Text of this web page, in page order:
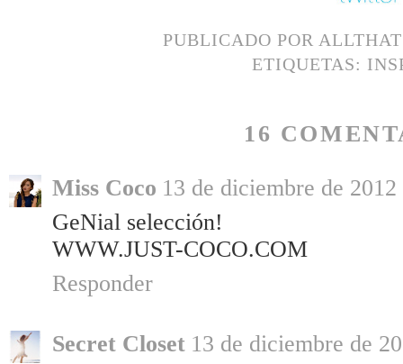
PUBLICADO POR
ETIQUETAS:
16
Miss Coco 13 de diciembre de
GeNial selección!
WWW.JUST-COCO.COM
Responder
Secret Closet 13 de diciembre de